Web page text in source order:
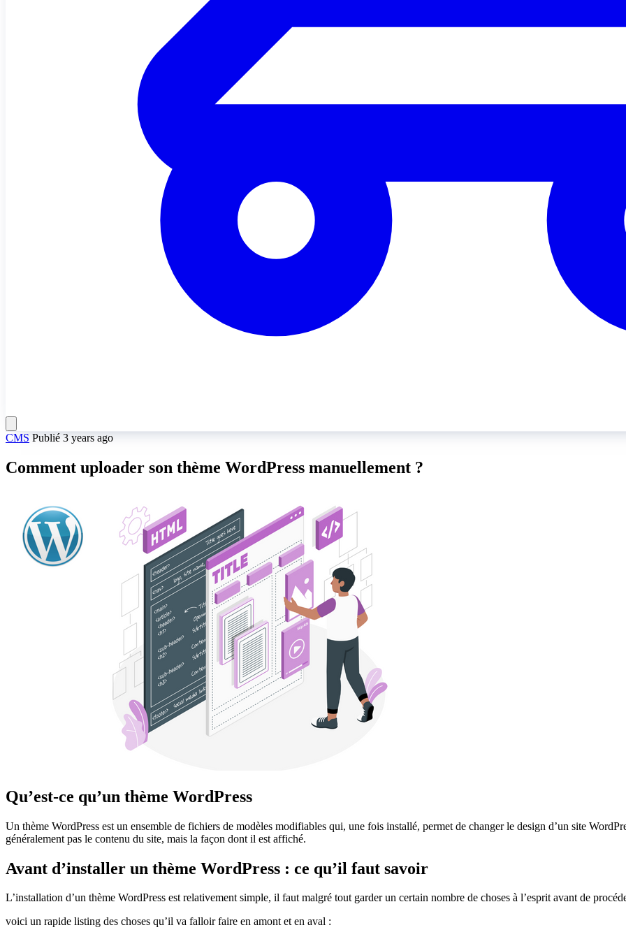
CMS Publié 3 years ago
Comment uploader son thème WordPress manuellement ?
Qu’est-ce qu’un thème WordPress
Un thème WordPress est un ensemble de fichiers de modèles modifiables qui, une fois installé, permet de changer le design d’un site
généralement pas le contenu du site, mais la façon dont il est affiché.
Avant d’installer un thème WordPress : ce qu’il faut savoir
L’installation d’un thème WordPress est relativement simple, il faut malgré tout garder un certain nombre de choses à l’esprit avant de
voici un rapide listing des choses qu’il va falloir faire en amont et en aval :